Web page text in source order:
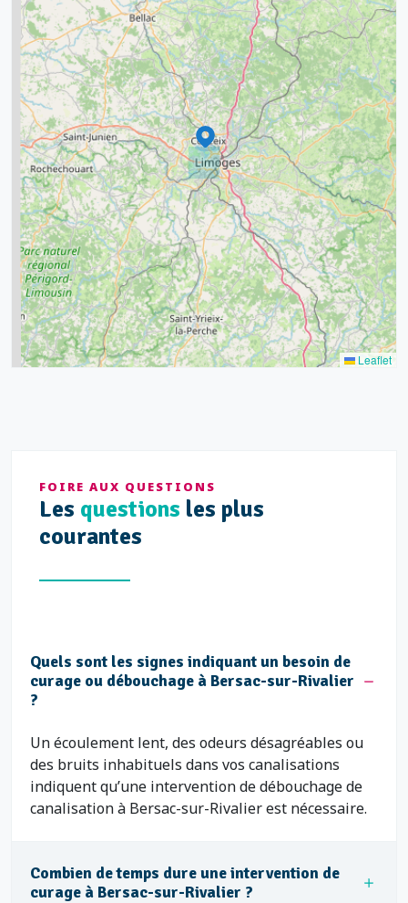
9
2
3
11
5
8
7
7
6
20
2
9
8
5
11
15
7
Leaflet
FOIRE AUX QUESTIONS
Les questions les plus
courantes
Quels sont les signes indiquant un besoin de
curage ou débouchage à Bersac-sur-Rivalier
?
Un écoulement lent, des odeurs désagréables ou
des bruits inhabituels dans vos canalisations
indiquent qu’une intervention de débouchage de
canalisation à Bersac-sur-Rivalier est nécessaire.
Combien de temps dure une intervention de
curage à Bersac-sur-Rivalier ?